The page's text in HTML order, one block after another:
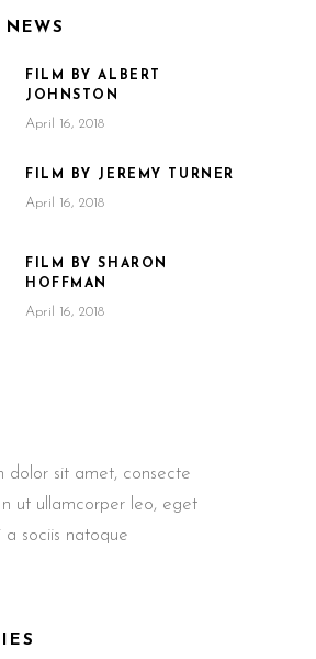
NEWS
FILM BY ALBERT
JOHNSTON
April 16, 2018
FILM BY JEREMY TURNER
April 16, 2018
FILM BY SHARON
HOFFMAN
April 16, 2018
dolor sit amet, consecte
ut ullamcorper leo, eget
a sociis natoque